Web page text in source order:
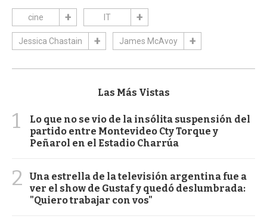
cine IT
Jessica Chastain James McAvoy
Las Más Vistas
1
Lo que no se vio de la insólita suspensión del
partido entre Montevideo Cty Torque y
Peñarol en el Estadio Charrúa
2
Una estrella de la televisión argentina fue a
ver el show de Gustaf y quedó deslumbrada:
"Quiero trabajar con vos"